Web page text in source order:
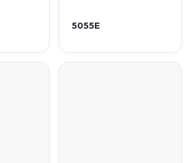
5055E